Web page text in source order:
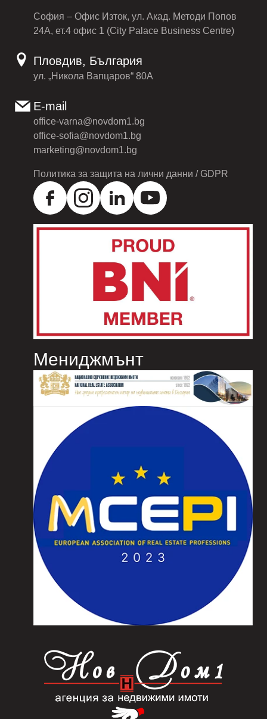
София – Офис Изток, ул. Акад. Методи Попов
24А, ет.4 офис 1 (City Palace Business Centre)
Пловдив, България
ул. „Никола Вапцаров“ 80А
E-mail
office-varna@novdom1.bg
office-sofia@novdom1.bg
marketing@novdom1.bg
Политика за защита на лични данни / GDPR
Мениджмънт